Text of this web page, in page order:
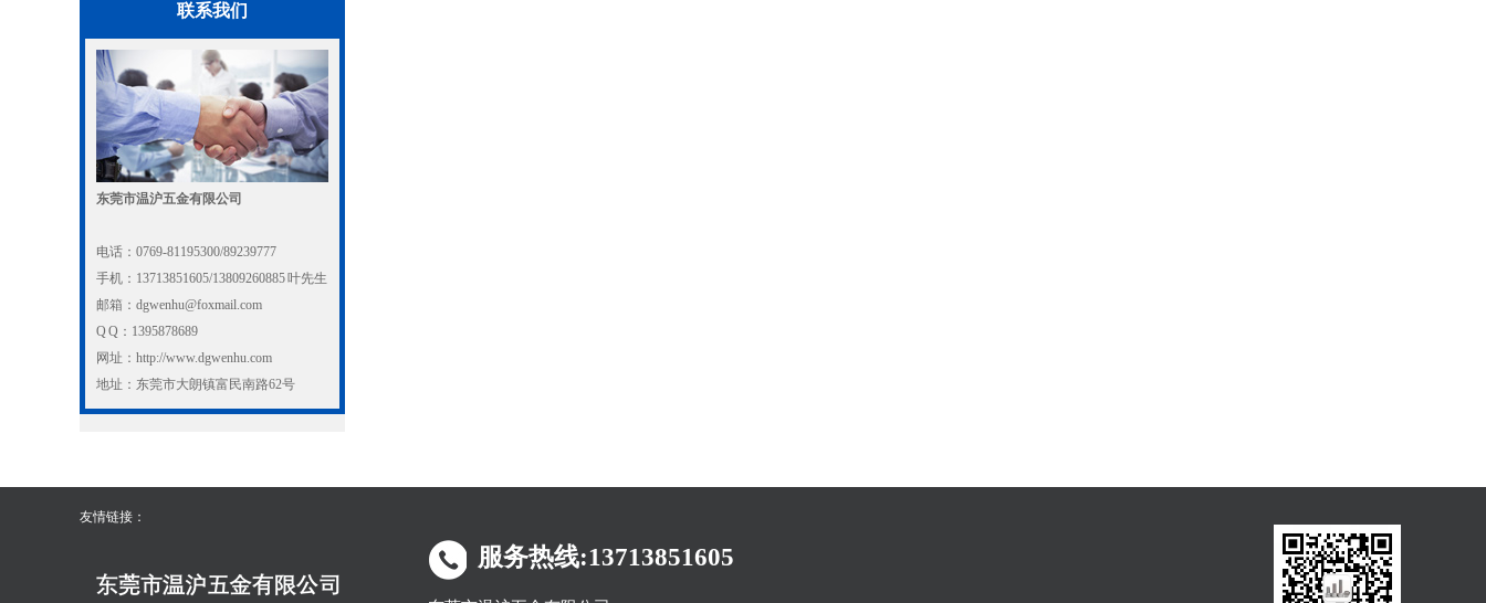
联系我们
东莞市温沪五金有限公司
电话：0769-81195300/89239777
手机：13713851605/13809260885 叶先生
邮箱：dgwenhu@foxmail.com
Q Q：1395878689
网址：http://www.dgwenhu.com
地址：东莞市大朗镇富民南路62号
友情链接：
服务热线:13713851605